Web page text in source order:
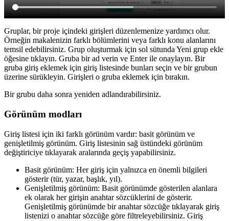
Gruplar, bir proje içindeki girişleri düzenlemenize yardımcı olur.
Örneğin makalenizin farklı bölümlerini veya farklı konu alanlarını
temsil edebilirsiniz. Grup oluşturmak için sol sütunda Yeni grup ekle
öğesine tıklayın. Gruba bir ad verin ve Enter ile onaylayın. Bir
gruba giriş eklemek için giriş listesinde bunları seçin ve bir grubun
üzerine sürükleyin. Girişleri o gruba eklemek için bırakın.
Bir grubu daha sonra yeniden adlandırabilirsiniz.
Görünüm modları
Giriş listesi için iki farklı görünüm vardır: basit görünüm ve
genişletilmiş görünüm. Giriş listesinin sağ üstündeki görünüm
değiştiriciye tıklayarak aralarında geçiş yapabilirsiniz.
Basit görünüm: Her giriş için yalnızca en önemli bilgileri
gösterir (tür, yazar, başlık, yıl).
Genişletilmiş görünüm: Basit görünümde gösterilen alanlara
ek olarak her girişin anahtar sözcüklerini de gösterir.
Genişletilmiş görünümde bir anahtar sözcüğe tıklayarak giriş
listenizi o anahtar sözcüğe göre filtreleyebilirsiniz. Giriş